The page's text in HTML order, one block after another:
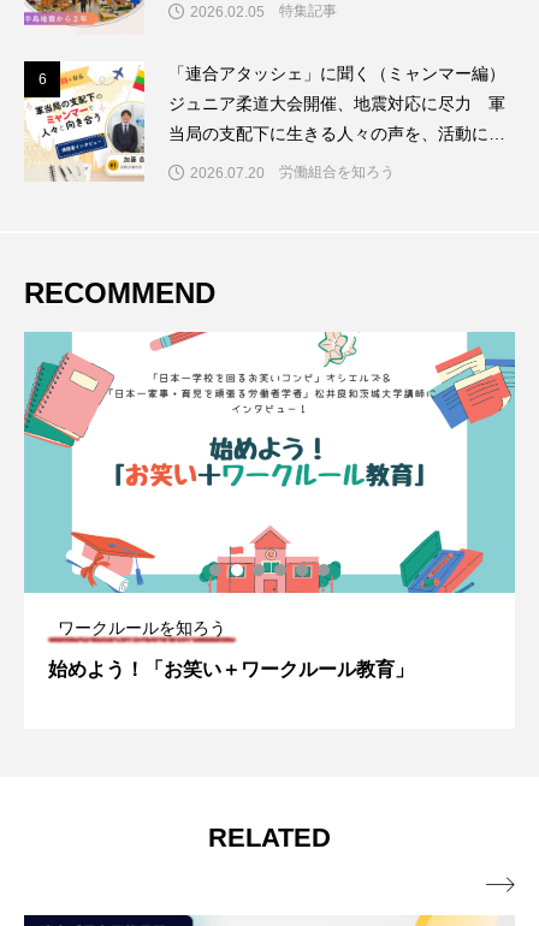
2026.02.05 特集記事
6
「連合アタッシェ」に聞く（ミャンマー編）
ジュニア柔道大会開催、地震対応に尽力 軍
当局の支配下に生きる人々の声を、活動に反
映 2026.07.20 労働組合を知ろう
RECOMMEND
ワークルールを知ろう
始めよう！「お笑い＋ワークルール教育」
RELATED
